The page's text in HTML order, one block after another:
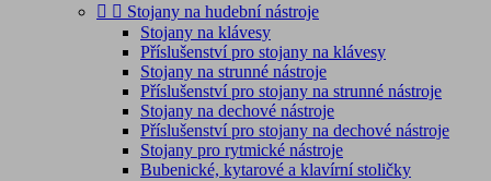
  Stojany na hudební nástroje
Stojany na klávesy
Příslušenství pro stojany na klávesy
Stojany na strunné nástroje
Příslušenství pro stojany na strunné nástroje
Stojany na dechové nástroje
Příslušenství pro stojany na dechové nástroje
Stojany pro rytmické nástroje
Bubenické, kytarové a klavírní stoličky